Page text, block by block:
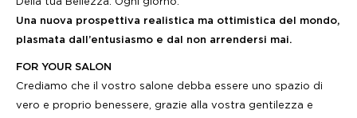
Una nuova prospettiva realistica ma ottimistica del mondo,
plasmata dall’entusiasmo e dal non arrendersi mai.
FOR YOUR SALON
Crediamo che il vostro salone debba essere uno spazio di
vero e proprio benessere, grazie alla vostra gentilezza e